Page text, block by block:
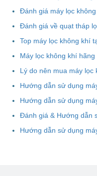
Đánh giá máy lọc
Đánh giá về quạt tháp
Top máy lọc không khí
Máy lọc không khí
Lý do nên mua máy lọc
Hướng dẫn sử dụng
Hướng dẫn sử dụng
Đánh giá & Hướng dẫn
Hướng dẫn sử dụng